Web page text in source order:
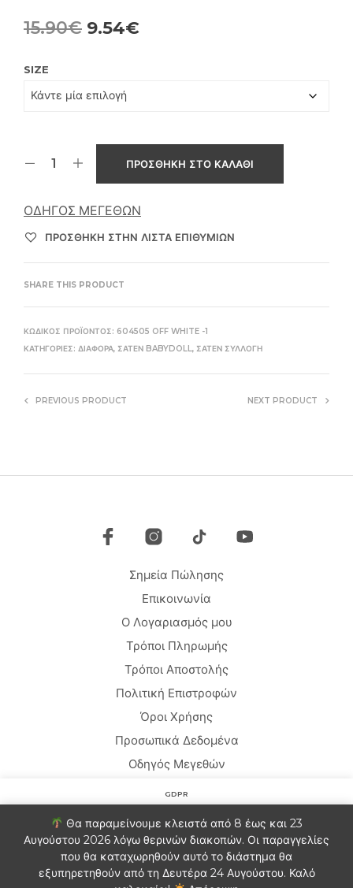
Θα παραμείνουμε κλειστά από 8 έως και 23
Αυγούστου 2026 λόγω θερινών διακοπών. Οι παραγγελίες
που θα καταχωρηθούν αυτό το διάστημα θα
εξυπηρετηθούν από τη Δευτέρα 24 Αυγούστου. Καλό
15.90€ Original
15.90€.
9.54€Η
SIZE
ΠΡΟΣΘΉΚΗ ΣΤΟ ΚΑΛΆΘΙ
ΟΔΗΓΌΣ ΜΕΓΕΘΏΝ
ΠΡΌΣΘΉΚΗ ΣΤΗΝ ΛΊΣΤΑ ΕΠΙΘΥΜΙΏΝ
SHARE THIS PRODUCT
ΚΩΔΙΚΌΣ ΠΡΟΪΌΝΤΟΣ: 604505 OFF WHITE -1
ΚΑΤΗΓΟΡΊΕΣ: ΔΙΆΦΟΡΑ, ΣΑΤΈΝ BABYDOLL, ΣΑΤΈΝ ΣΥΛΛΟΓΉ
PREVIOUS PRODUCT NEXT PRODUCT
Σημεία Πώλησης
Επικοινωνία
Ο Λογαριασμός μου
Τρόποι Πληρωμής
Τρόποι Αποστολής
Πολιτική Επιστροφών
Όροι Χρήσης
Προσωπικά Δεδομένα
Οδηγός Μεγεθών
Copyright © 2020 HARMONY HOMEWEAR
GDPR
Στον ιστότοπο χρησιμοποιούμε cookies για να βελτιώσουμε
την εμπειρία σας. Θα υποθέσουμε ότι είστε εντάξει με αυτό.
Αν θέλετε μπορείτε να εξαιρεθείτε.
Πληροφορίες
Ρυθμίσεις Cookie
ΑΠΟΔΟΧΗ
Ελληνικα English(Αγγλικα)